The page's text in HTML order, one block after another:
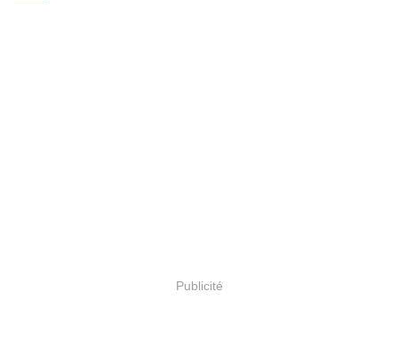
Publicité